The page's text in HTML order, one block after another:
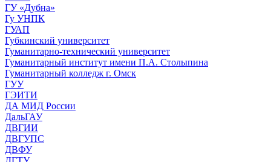
ГУ «Дубна»
Гу УНПК
ГУАП
Губкинский университет
Гуманитарно-технический университет
Гуманитарный институт имени П.А. Столыпина
Гуманитарный колледж г. Омск
ГУУ
ГЭИТИ
ДА МИД России
ДальГАУ
ДВГИИ
ДВГУПС
ДВФУ